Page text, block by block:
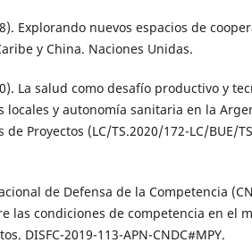
Explorando nuevos espacios de
y China. Naciones Unidas.
La salud como desafío productivo y
locales y autonomía sanitaria en la
de Proyectos (LC/TS.2020/172-LC/BUE/
de Defensa de la Competencia
las condiciones de competencia en el
DISFC-2019-113-APN-CNDC#MPY.